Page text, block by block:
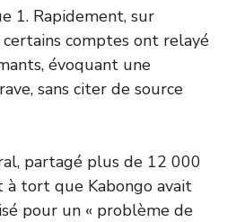
1. Rapidement, sur
comptes ont relayé
évoquant une
sans citer de source
partagé plus de 12 000
à tort que Kabongo avait
pour un « problème de